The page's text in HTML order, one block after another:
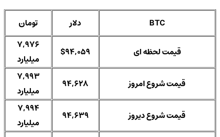
BTC دلار تومان
قیمت لحظه ای $94,059
7,976
میلیارد
قیمت شروع امروز
94,628
7,993
میلیارد
قیمت شروع دیروز
94,639
7,994
میلیارد